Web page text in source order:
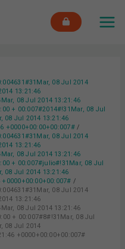
08 Jul 2014
13:21:46
08 Jul 2014 13:21:46
+ 00:007#2014#!31Mar, 08 Jul
08 Jul 2014 13:21:46
+0000+00:00+00:007#
08 Jul 2014
13:21:46
08 Jul 2014 13:21:46
+ 00:007#julio#!31Mar, 08 Jul
08 Jul 2014 13:21:46
08 Jul 2014
13:21:46
08 Jul 2014 13:21:46
+ 00:007#8#!31Mar, 08 Jul
08 Jul 2014
+0000+00:00+00:007#